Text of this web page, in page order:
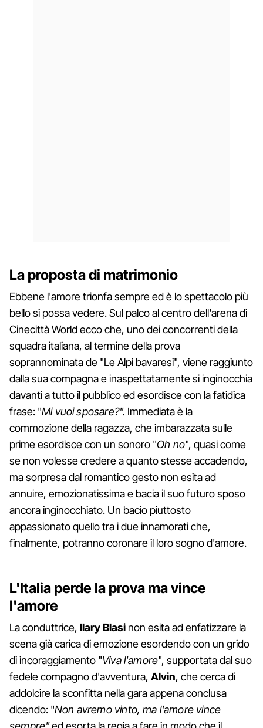
La proposta di matrimonio
Ebbene l'amore trionfa sempre ed è lo spettacolo più
bello si possa vedere. Sul palco al centro dell'arena di
Cinecittà World ecco che, uno dei concorrenti della
squadra italiana, al termine della prova
soprannominata de "Le Alpi bavaresi", viene raggiunto
dalla sua compagna e inaspettatamente si inginocchia
davanti a tutto il pubblico ed esordisce con la fatidica
frase: "Mi vuoi sposare?". Immediata è la
commozione della ragazza, che imbarazzata sulle
prime esordisce con un sonoro "Oh no", quasi come
se non volesse credere a quanto stesse accadendo,
ma sorpresa dal romantico gesto non esita ad
annuire, emozionatissima e bacia il suo futuro sposo
ancora inginocchiato. Un bacio piuttosto
appassionato quello tra i due innamorati che,
finalmente, potranno coronare il loro sogno d'amore.
L'Italia perde la prova ma vince
l'amore
La conduttrice, Ilary Blasi non esita ad enfatizzare la
scena già carica di emozione esordendo con un grido
di incoraggiamento "Viva l'amore", supportata dal suo
fedele compagno d'avventura, Alvin, che cerca di
addolcire la sconfitta nella gara appena conclusa
dicendo: "Non avremo vinto, ma l'amore vince